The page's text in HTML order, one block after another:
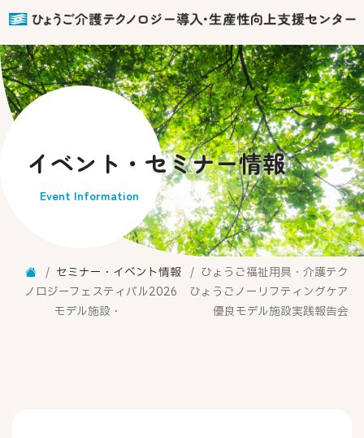
イベント・セミナー情報
Event Information
セミナー・イベント情報
ひょうご福祉用具・介護テク
ノロジーフェスティバル2026 ひょうごノーリフティングケア
モデル施設・ 優良モデル施設実践報告会